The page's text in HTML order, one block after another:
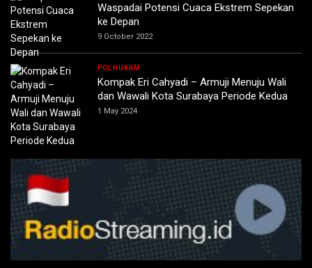
Waspadai Potensi Cuaca Ekstrem Sepekan
ke Depan
9 October 2022
POLHUKAM
Kompak Eri Cahyadi – Armuji Menuju Wali
dan Wawali Kota Surabaya Periode Kedua
1 May 2024